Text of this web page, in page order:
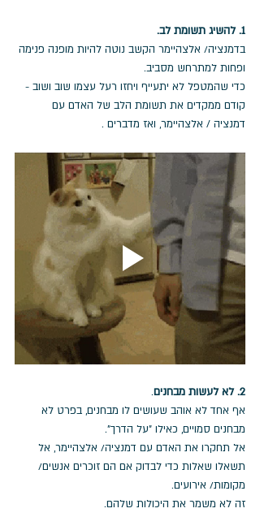
1. להשיג תשומת לב.
בדמנציה/ אלצהיימר הקשב נוטה להיות מופנה פנימה
ופחות למתרחש מסביב.
כדי שהמטפל לא יתעייף ויחזו רעל עצמו שוב ושוב -
קודם ממקדים את תשומת הלב של האדם עם
דמנציה / אלצהיימר, ואז מדברים .
2. לא לעשות מבחנים
.
אף אחד לא אוהב שעושים לו מבחנים, בפרט לא
מבחנים סמויים, כאילו "על הדרך".
אל תחקרו את האדם עם דמנציה/ אלצהיימר, אל
תשאלו שאלות כדי לבדוק אם הם זוכרים אנשים/
מקומות/ אירועים.
זה לא משמר את היכולות שלהם.